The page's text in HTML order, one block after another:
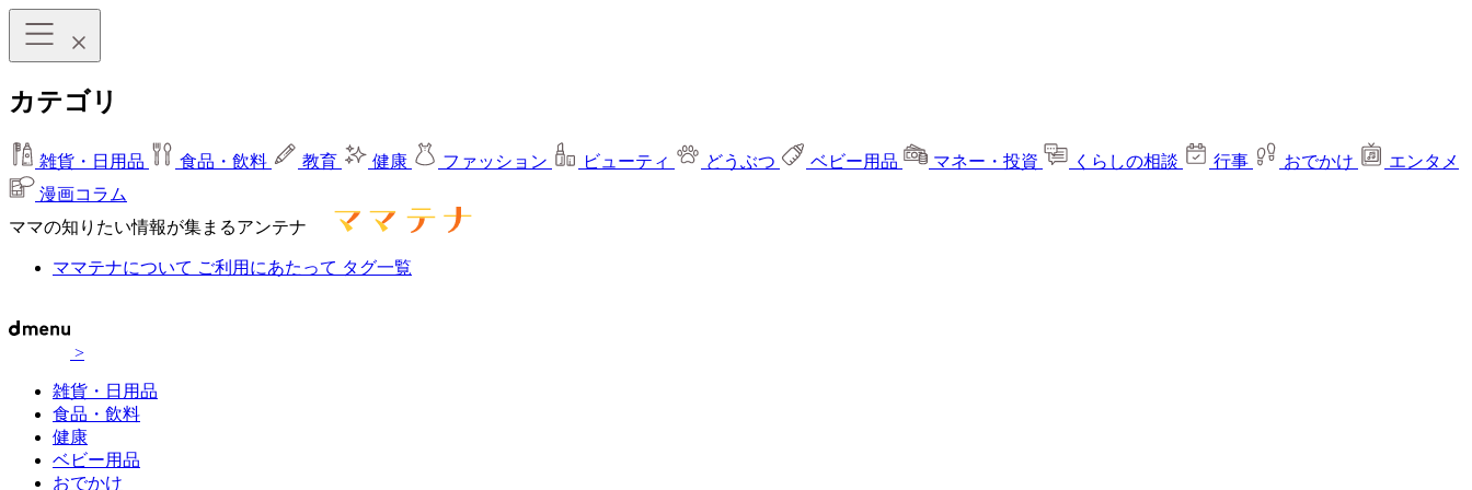
カテゴリ
雑貨・日用品 食品・飲料 教育 健康 ファッション ビューティ どうぶつ ベビー用品 マネー・投資 くらしの相談 行事 おでかけ
エンタメ
漫画コラム
ママの知りたい情報が集まるアンテナ
ママテナについて ご利用にあたって タグ一覧
>
雑貨・日用品
食品・飲料
健康
ベビー用品
おでかけ